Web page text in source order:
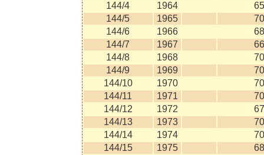
144/4
1964
65
144/5
1965
70
144/6
1966
68
144/7
1967
66
144/8
1968
70
144/9
1969
70
144/10
1970
70
144/11
1971
70
144/12
1972
67
144/13
1973
70
144/14
1974
70
144/15
1975
68